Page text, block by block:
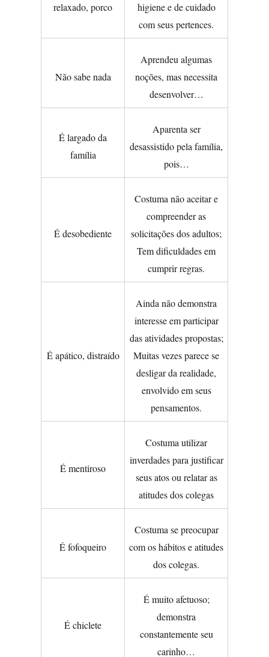
relaxado, porco
higiene e de cuidado
com seus pertences.
Não sabe nada
Aprendeu algumas
noções, mas necessita
desenvolver…
É largado da
família
Aparenta ser
desassistido pela família,
pois…
É desobediente
Costuma não aceitar e
compreender as
solicitações dos adultos;
Tem dificuldades em
cumprir regras.
É apático, distraído
Ainda não demonstra
interesse em participar
das atividades propostas;
Muitas vezes parece se
desligar da realidade,
envolvido em seus
pensamentos.
É mentiroso
Costuma utilizar
inverdades para justificar
seus atos ou relatar as
atitudes dos colegas
É fofoqueiro
Costuma se preocupar
com os hábitos e atitudes
dos colegas.
É chiclete
É muito afetuoso;
demonstra
constantemente seu
carinho…